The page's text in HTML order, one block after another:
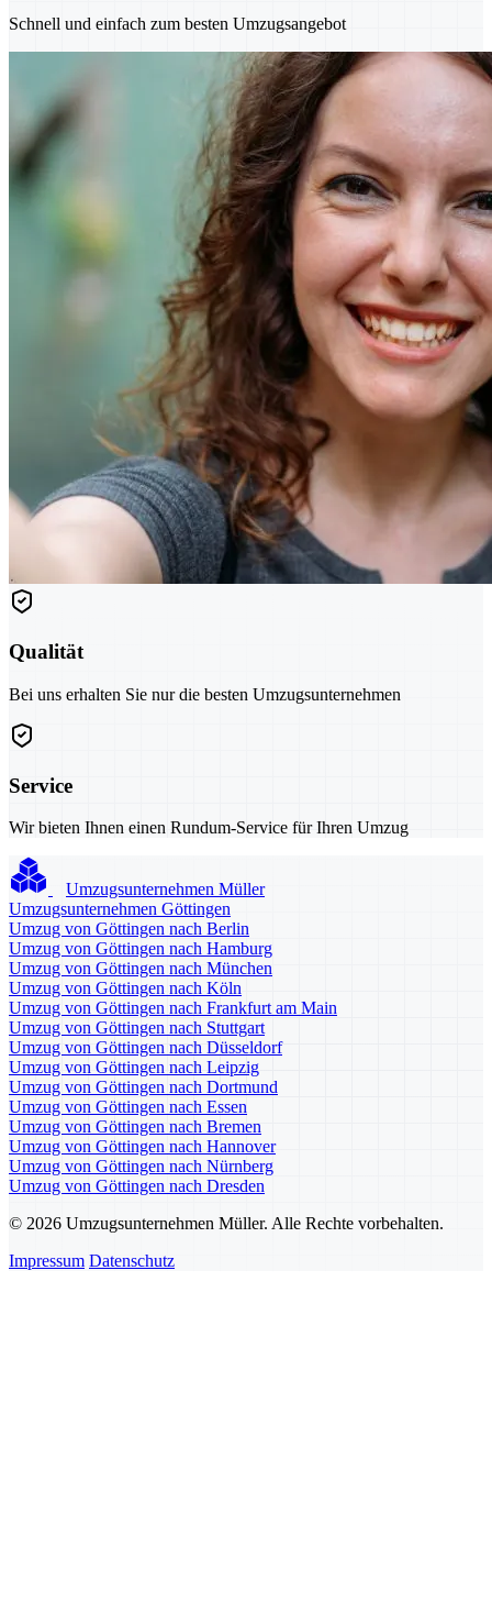
Schnell und einfach zum besten Umzugsangebot
Qualität
Bei uns erhalten Sie nur die besten Umzugsunternehmen
Service
Wir bieten Ihnen einen Rundum-Service für Ihren Umzug
Umzugsunternehmen Müller
Umzugsunternehmen Göttingen
Umzug von Göttingen nach Berlin
Umzug von Göttingen nach Hamburg
Umzug von Göttingen nach München
Umzug von Göttingen nach Köln
Umzug von Göttingen nach Frankfurt am Main
Umzug von Göttingen nach Stuttgart
Umzug von Göttingen nach Düsseldorf
Umzug von Göttingen nach Leipzig
Umzug von Göttingen nach Dortmund
Umzug von Göttingen nach Essen
Umzug von Göttingen nach Bremen
Umzug von Göttingen nach Hannover
Umzug von Göttingen nach Nürnberg
Umzug von Göttingen nach Dresden
© 2026 Umzugsunternehmen Müller. Alle Rechte vorbehalten.
Impressum Datenschutz